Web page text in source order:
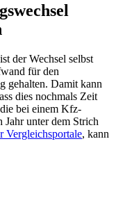
der Wechsel selbst
für den
gehalten. Damit kann
dies nochmals Zeit
bei einem Kfz-
Jahr unter dem Strich
Vergleichsportale, kann